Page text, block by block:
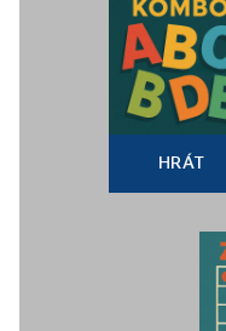
HRÁT